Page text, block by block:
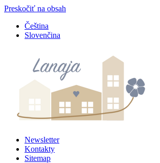
Preskočiť na obsah
Čeština
Slovenčina
Newsletter
Kontakty
Sitemap